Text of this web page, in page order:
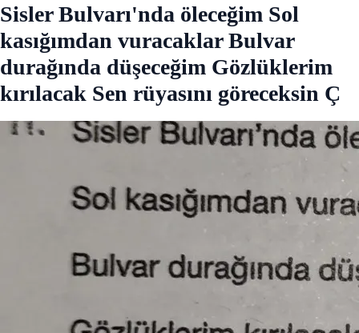
Sisler Bulvarı'nda öleceğim Sol
kasığımdan vuracaklar Bulvar
durağında düşeceğim Gözlüklerim
kırılacak Sen rüyasını göreceksin Ç